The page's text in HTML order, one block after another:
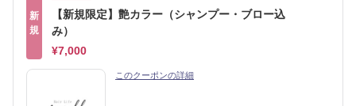
新
規
【新規限定】艶カラー（シャンプー・ブロー込
み）
¥7,000
このクーポンの詳細